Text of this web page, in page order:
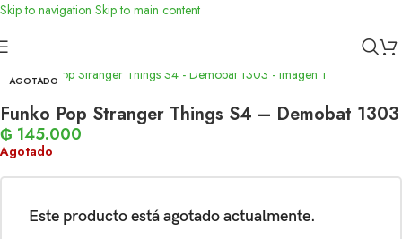
Skip to navigation Skip to main content
Inicio
AGOTADO
Funko Pop Stranger Things S4 – Demobat 1303
₲ 145.000
Agotado
Este producto está agotado actualmente.